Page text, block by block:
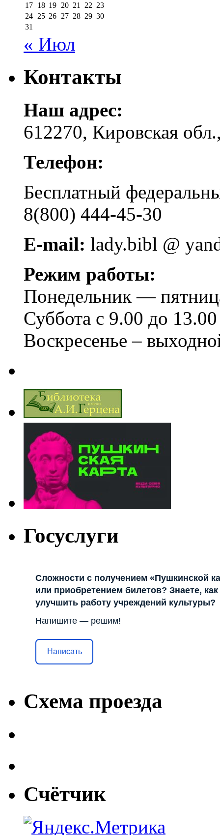
17 18 19 20 21 22 23
24 25 26 27 28 29 30
31
« Июл
Контакты
Наш адрес:
612270, Кировская
Телефон:
Бесплатный
8(800) 444-45-30
E-mail: lady.bibl @
Режим работы:
Понедельник —
Суббота с 9.00 до 13.00
Воскресенье –
Госуслуги
Сложности с получением «Пушкинской
или приобретением билетов? Знаете, как
улучшить работу учреждений культуры?
Напишите — решим!
Написать
Схема проезда
Счётчик